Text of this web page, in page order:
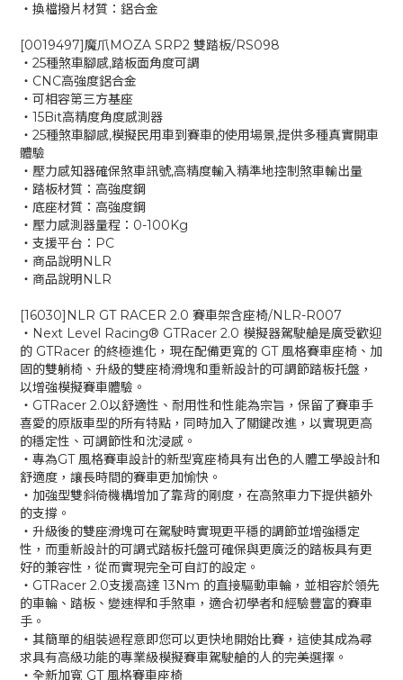
‧換檔撥片材質：鋁合金
[0019497]魔爪MOZA SRP2 雙踏板/RS098
‧25種煞車腳感,踏板面角度可調
‧CNC高強度鋁合金
‧可相容第三方基座
‧15Bit高精度角度感測器
‧25種煞車腳感,模擬民用車到賽車的使用場景,提供多種真實開車
體驗
‧壓力感知器確保煞車訊號,高精度輸入精準地控制煞車輸出量
‧踏板材質：高強度鋼
‧底座材質：高強度鋼
‧壓力感測器量程：0-100Kg
‧支援平台：PC
‧商品說明NLR
‧商品說明NLR
[16030]NLR GT RACER 2.0 賽車架含座椅/NLR-R007
‧Next Level Racing® GTRacer 2.0 模擬器駕駛艙是廣受歡迎
的 GTRacer 的終極進化，現在配備更寬的 GT 風格賽車座椅、加
固的雙躺椅、升級的雙座椅滑塊和重新設計的可調節踏板托盤，
以增強模擬賽車體驗。
‧GTRacer 2.0以舒適性、耐用性和性能為宗旨，保留了賽車手
喜愛的原版車型的所有特點，同時加入了關鍵改進，以實現更高
的穩定性、可調節性和沈浸感。
‧專為GT 風格賽車設計的新型寬座椅具有出色的人體工學設計和
舒適度，讓長時間的賽車更加愉快。
‧加強型雙斜倚機構增加了靠背的剛度，在高煞車力下提供額外
的支撐。
‧升級後的雙座滑塊可在駕駛時實現更平穩的調節並增強穩定
性，而重新設計的可調式踏板托盤可確保與更廣泛的踏板具有更
好的兼容性，從而實現完全可自訂的設定。
‧GTRacer 2.0支援高達 13Nm 的直接驅動車輪，並相容於領先
的車輪、踏板、變速桿和手煞車，適合初學者和經驗豐富的賽車
手。
‧其簡單的組裝過程意即您可以更快地開始比賽，這使其成為尋
求具有高級功能的專業級模擬賽車駕駛艙的人的完美選擇。
‧全新加寬 GT 風格賽車座椅